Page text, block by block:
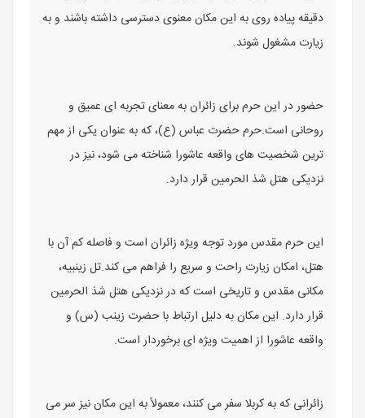
دقیقه پیاده‌ روی به این مکان معنوی دسترسی داشته باشند و به
زیارت مشغول شوند.
حضور در این حرم برای زائران به معنای تجربه‌ ای عمیق و
روحانی است.حرم حضرت عباس (ع)، که به عنوان یکی از مهم
‌ترین شخصیت ‌های واقعه عاشورا شناخته می ‌شود، نیز در
نزدیکی هتل شذ الحرمین قرار دارد.
این حرم مقدس مورد توجه ویژه زائران است و فاصله کم آن با
هتل، امکان زیارت راحت و سریع را فراهم می‌ کند.تل زینبیه،
مکانی مقدس و تاریخی است که در نزدیکی هتل شذ الحرمین
قرار دارد. این مکان به دلیل ارتباط با حضرت زینب (س) و
واقعه عاشورا از اهمیت ویژه‌ ای برخوردار است.
زائرانی که به کربلا سفر می ‌کنند، معمولاً به این مکان نیز سر می